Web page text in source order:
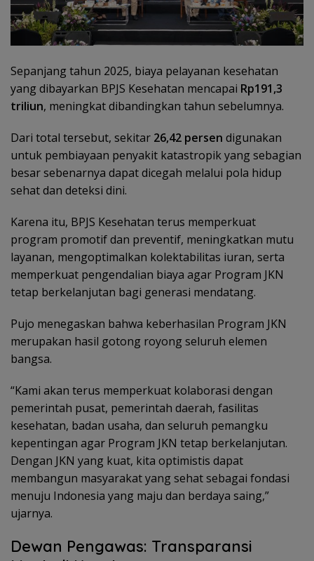
Sepanjang tahun 2025, biaya pelayanan kesehatan
yang dibayarkan BPJS Kesehatan mencapai Rp191,3
triliun, meningkat dibandingkan tahun sebelumnya.
Dari total tersebut, sekitar 26,42 persen digunakan
untuk pembiayaan penyakit katastropik yang sebagian
besar sebenarnya dapat dicegah melalui pola hidup
sehat dan deteksi dini.
Karena itu, BPJS Kesehatan terus memperkuat
program promotif dan preventif, meningkatkan mutu
layanan, mengoptimalkan kolektabilitas iuran, serta
memperkuat pengendalian biaya agar Program JKN
tetap berkelanjutan bagi generasi mendatang.
Pujo menegaskan bahwa keberhasilan Program JKN
merupakan hasil gotong royong seluruh elemen
bangsa.
“Kami akan terus memperkuat kolaborasi dengan
pemerintah pusat, pemerintah daerah, fasilitas
kesehatan, badan usaha, dan seluruh pemangku
kepentingan agar Program JKN tetap berkelanjutan.
Dengan JKN yang kuat, kita optimistis dapat
membangun masyarakat yang sehat sebagai fondasi
menuju Indonesia yang maju dan berdaya saing,”
ujarnya.
Dewan Pengawas: Transparansi